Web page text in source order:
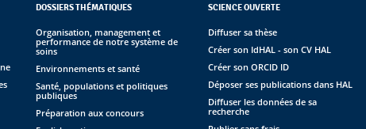
DOSSIERS THÉMATIQUES
Organisation, management et
performance de notre système de
soins
Environnements et santé
Santé, populations et politiques
publiques
Préparation aux concours
SCIENCE OUVERTE
Diffuser sa thèse
Créer son IdHAL - son CV HAL
Créer son ORCID ID
Déposer ses publications dans HAL
Diffuser les données de sa
recherche